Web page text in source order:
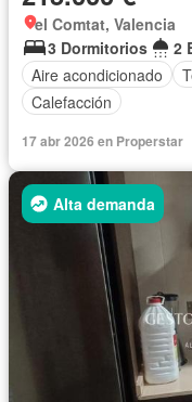
el Comtat, Valencia
3 Dormitorios
2
Aire acondicionado
Calefacción
17 abr 2026 en Properstar
Alta demanda